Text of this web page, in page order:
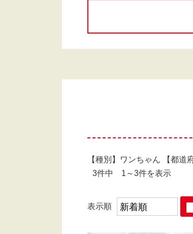
【種別】ワンちゃん 【都道
3件中 1～3件を表示
表示順